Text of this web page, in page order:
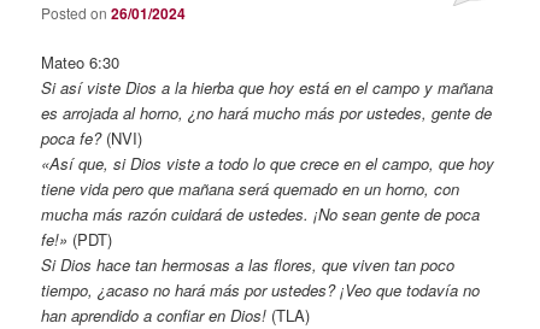
Posted on26/01/2024
Mateo 6:30
Si así viste Dios a la hierba que hoy está en el campo y mañana
es arrojada al horno, ¿no hará mucho más por ustedes, gente de
poca fe?(NVI)
«Así que, si Dios viste a todo lo que crece en el campo, que hoy
tiene vida pero que mañana será quemado en un horno, con
mucha más razón cuidará de ustedes. ¡No sean gente de poca
fe!» (PDT)
Si Dios hace tan hermosas a las flores, que viven tan poco
tiempo, ¿acaso no hará más por ustedes? ¡Veo que todavía no
han aprendido a confiar en Dios! (TLA)